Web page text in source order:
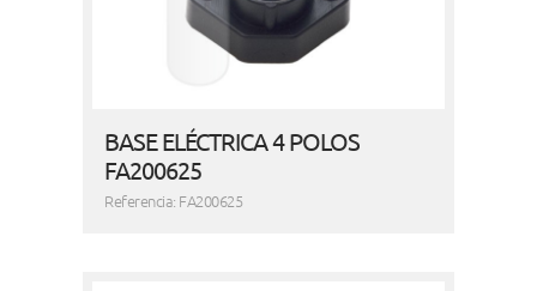
BASE ELÉCTRICA 4 POLOS
FA200625
Referencia: FA200625